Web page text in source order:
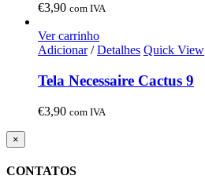
€3,90 com IVA
Ver carrinho
Adicionar/ Detalhes Quick View
Tela Necessaire Cactus 9
€3,90 com IVA
Close
product
view
×
CONTATOS